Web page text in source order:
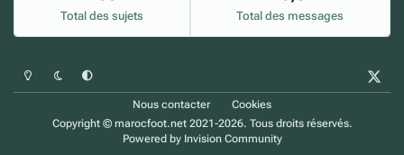
Total des sujets Total des messages
Mode clairMode sombrePréférence du système
Nous contacter
Cookies
Copyright © marocfoot.net 2021-2026. Tous droits réservés.
Powered by Invision Community